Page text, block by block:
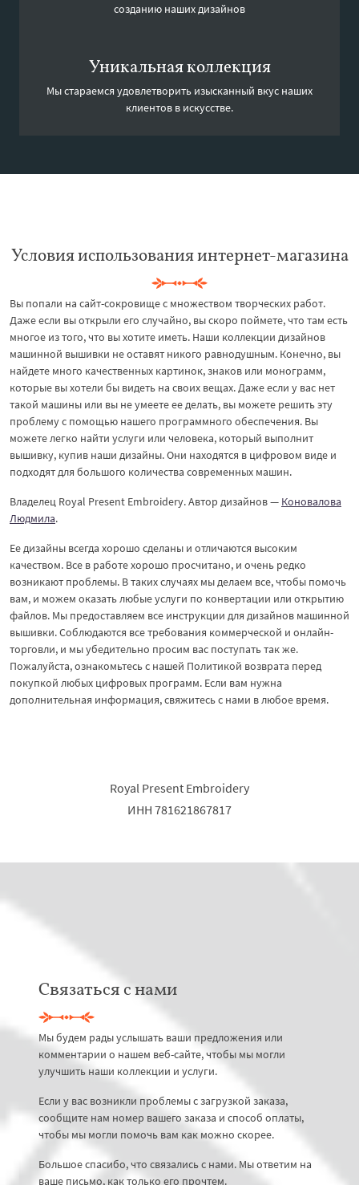
созданию наших дизайнов
Уникальная коллекция
Мы стараемся удовлетворить изысканный вкус наших
клиентов в искусстве.
Условия использования интернет-магазина
Вы попали на сайт-сокровище с множеством творческих работ.
Даже если вы открыли его случайно, вы скоро поймете, что там есть
многое из того, что вы хотите иметь. Наши коллекции дизайнов
машинной вышивки не оставят никого равнодушным. Конечно, вы
найдете много качественных картинок, знаков или монограмм,
которые вы хотели бы видеть на своих вещах. Даже если у вас нет
такой машины или вы не умеете ее делать, вы можете решить эту
проблему с помощью нашего программного обеспечения. Вы
можете легко найти услуги или человека, который выполнит
вышивку, купив наши дизайны. Они находятся в цифровом виде и
подходят для большого количества современных машин.
Владелец Royal Present Embroidery. Автор дизайнов — Коновалова
Людмила.
Ее дизайны всегда хорошо сделаны и отличаются высоким
качеством. Все в работе хорошо просчитано, и очень редко
возникают проблемы. В таких случаях мы делаем все, чтобы помочь
вам, и можем оказать любые услуги по конвертации или открытию
файлов. Мы предоставляем все инструкции для дизайнов машинной
вышивки. Соблюдаются все требования коммерческой и онлайн-
торговли, и мы убедительно просим вас поступать так же.
Пожалуйста, ознакомьтесь с нашей Политикой возврата перед
покупкой любых цифровых программ. Если вам нужна
дополнительная информация, свяжитесь с нами в любое время.
Royal Present Embroidery
ИНН 781621867817
Связаться с нами
Мы будем рады услышать ваши предложения или
комментарии о нашем веб-сайте, чтобы мы могли
улучшить наши коллекции и услуги.
Если у вас возникли проблемы с загрузкой заказа,
сообщите нам номер вашего заказа и способ оплаты,
чтобы мы могли помочь вам как можно скорее.
Большое спасибо, что связались с нами. Мы ответим на
ваше письмо, как только его прочтем.